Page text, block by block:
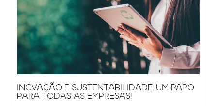
INOVAÇÃO E SUSTENTABILIDADE: UM PAPO
PARA TODAS AS EMPRESAS!